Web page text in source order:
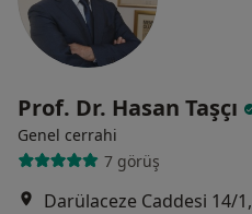
Prof. Dr. Hasan Taşçı
Genel cerrahi
7 görüş
Darülaceze Caddesi 14/